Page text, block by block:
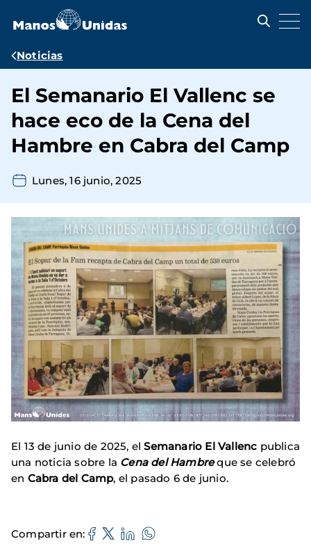
contenido
Ruta
navegación
Noticias
El Semanario El Vallenc se
hace eco de la Cena del
Hambre en Cabra del Camp
Lunes, 16 junio, 2025
El 13 de junio de 2025, el Semanario El Vallenc publica
una noticia sobre la Cena del Hambreque se celebró
en Cabra del Camp, el pasado 6 de junio.
Compartir en